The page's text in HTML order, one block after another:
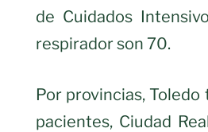
de Cuidados
respirador son 70.
Por provincias,
pacientes, Ciudad